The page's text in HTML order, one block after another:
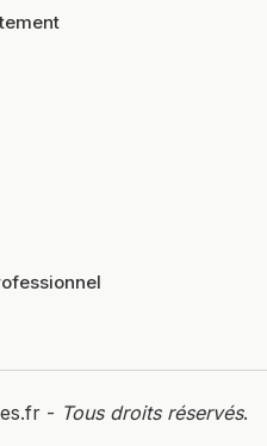
- Tous droits réservés.